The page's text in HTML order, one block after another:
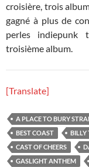
croisière, trois
gagné à plus de
perles
troisième album.
[Translate]
A PLACE TO BURY
BEST COAST
BILLY
CAST OF CHEERS
GASLIGHT ANTHEM